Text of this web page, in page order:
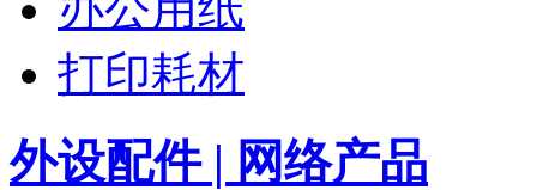
打印耗材
外设配件 | 网络产品